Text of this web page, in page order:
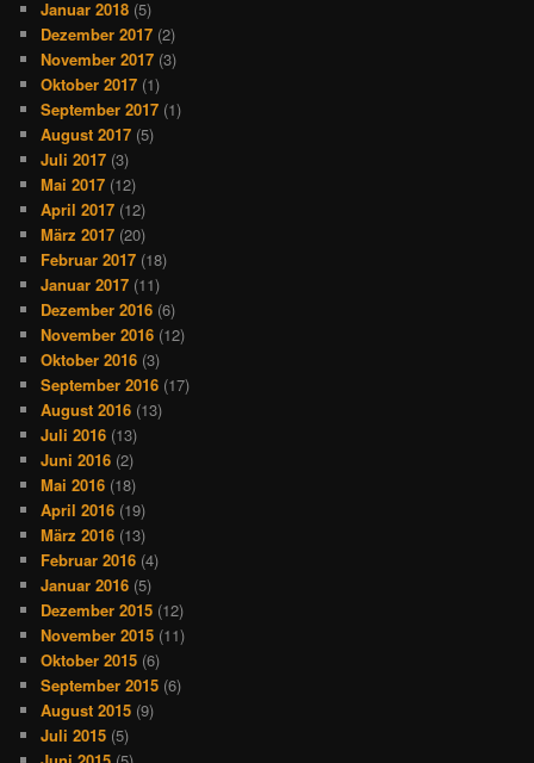
Januar 2018 (5)
Dezember 2017 (2)
November 2017 (3)
Oktober 2017 (1)
September 2017 (1)
August 2017 (5)
Juli 2017 (3)
Mai 2017 (12)
April 2017 (12)
März 2017 (20)
Februar 2017 (18)
Januar 2017 (11)
Dezember 2016 (6)
November 2016 (12)
Oktober 2016 (3)
September 2016 (17)
August 2016 (13)
Juli 2016 (13)
Juni 2016 (2)
Mai 2016 (18)
April 2016 (19)
März 2016 (13)
Februar 2016 (4)
Januar 2016 (5)
Dezember 2015 (12)
November 2015 (11)
Oktober 2015 (6)
September 2015 (6)
August 2015 (9)
Juli 2015 (5)